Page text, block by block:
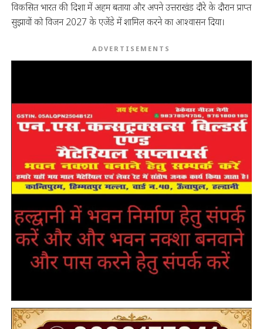
विकसित भारत की दिशा में अहम बताया और अपने उत्तराखंड दौरे के दौरान प्राप्त
सुझावों को विजन 2027 के एजेंडे में शामिल करने का आश्वासन दिया।
ADVERTISEMENTS